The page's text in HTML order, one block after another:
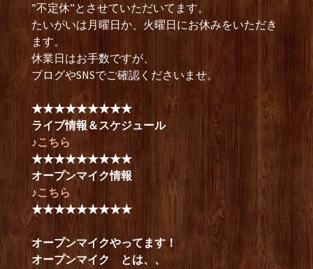
”不定休”とさせていただいてます。
たいがいは月曜日か、火曜日にお休みをいただき
ます。
休業日はお手数ですが、
ブログやSNSでご確認くださいませ。
★★★★★★★★★
ライブ情報＆スケジュール
♪こちら
★★★★★★★★★
オープンマイク情報
♪こちら
★★★★★★★★★
オープンマイクやってます！
オープンマイク とは、、